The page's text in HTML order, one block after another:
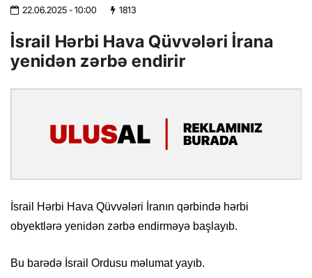
22.06.2025- 10:00 1813
İsrail Hərbi Hava Qüvvələri İrana
yenidən zərbə endirir
İsrail Hərbi Hava Qüvvələri İranın qərbində hərbi
obyektlərə yenidən zərbə endirməyə başlayıb.
Bu barədə İsrail Ordusu məlumat yayıb.